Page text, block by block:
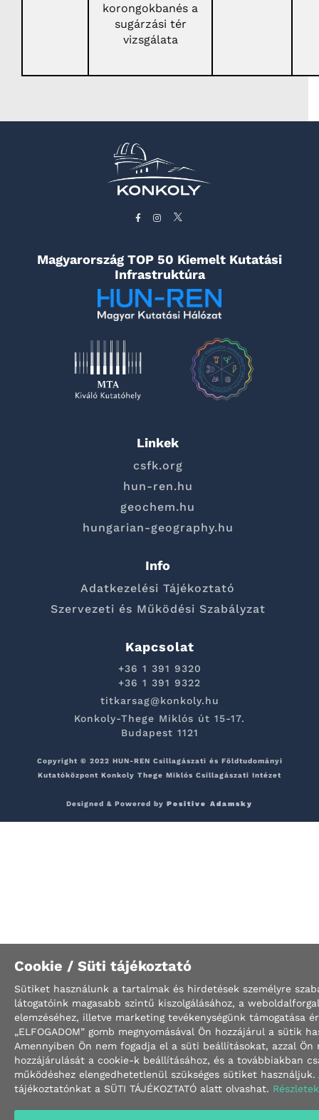
korongokbanés a
sugárzási tér
vizsgálata
Magyarország TOP 50 Kiemelt Kutatási
Infrastruktúra
Linkek
csfk.org
hun-ren.hu
geochem.hu
hungarian-geography.hu
Info
Adatkezelési Tájékoztató
Szervezeti és Működési Szabályzat
Kapcsolat
+36 1 391 9320
+36 1 391 9322
titkarsag@konkoly.hu
Konkoly-Thege Miklós út 15-17.
Budapest 1121
Copyright © 2022 HUN-REN Csillagászati és Földtudományi
Kutatóközpont Konkoly Thege Miklós Csillagászati Intézet
Designed & Powered by Positive Adamsky
Cookie / Süti tájékoztató
Sütiket használunk a tartalmak és hirdetések személyre
látogatóink magasabb szintű kiszolgálásához, a
elemzéséhez, illetve marketing tevékenységünk támogatása
„ELFOGADOM” gomb megnyomásával Ön hozzájárul a sütik
Amennyiben Ön nem fogadja el a süti beállításokat, azzal Ön
hozzájárulását a cookie-k beállításához, és a továbbiakban
működéshez elengedhetetlenül szükséges sütiket használjuk.
tájékoztatónkat a SÜTI TÁJÉKOZTATÓ alatt olvashat. Részletek